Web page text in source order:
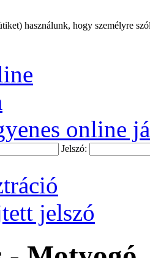
használunk, hogy személyre
online
Jelszó:
jelszó